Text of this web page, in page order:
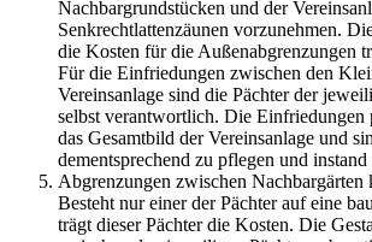
Nachbargrundstücken und der
Senkrechtlattenzäunen vorzunehmen.
die Kosten für die Außenabgrenzungen
Für die Einfriedungen zwischen den
Vereinsanlage sind die Pächter der
selbst verantwortlich. Die Einfriedungen
das Gesamtbild der Vereinsanlage und
dementsprechend zu pflegen und instand
Abgrenzungen zwischen Nachbargärten
Besteht nur einer der Pächter auf eine
trägt dieser Pächter die Kosten. Die